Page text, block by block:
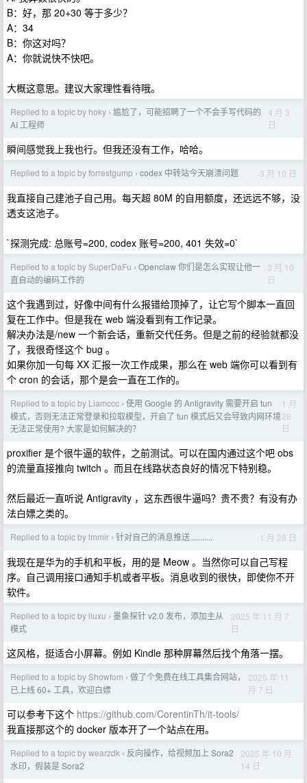
B：好，那 20+30 等于多少？
A：34
B：你这对吗？
A：你就说快不快吧。
大概这意思。建议大家理性看待哦。
Replied to a topic by hoky › 尴尬了，可能招聘了一个不会手写代码的
AI 工程师
4 月 3
日
瞬间感觉我上我也行。但我还没有工作，哈哈。
Replied to a topic by forrestgump › codex 中转站今天崩溃问题 3 月 10 日
我直接自己建池子自己用。每天超 80M 的自用额度，还远远不够，没
透支这池子。
`探测完成: 总账号=200, codex 账号=200, 401 失效=0`
Replied to a topic by SuperDaFu › Openclaw 你们是怎么实现让他一
直自动的编码工作的
3 月 10
日
这个我遇到过，好像中间有什么报错给顶掉了，让它写个脚本一直回
复在工作中。但是我在 web 端没看到有工作记录。
解决办法是/new 一个新会话，重新交代任务。但是之前的经验就都没
了，我很奇怪这个 bug 。
如果你加一句每 XX 汇报一次工作成果，那么在 web 端你可以看到有
个 cron 的会话，那个是会一直在工作的。
Replied to a topic by Liamccc › 使用 Google 的 Antigravity 需要开启 tun
模式，否则无法正常登录和拉取模型，开启了 tun 模式后又会导致内网环境
无法正常使用? 大家是如何解决的？
1 月
28
日
proxifier 是个很牛逼的软件，之前测试。可以在国内通过这个吧 obs
的流量直接推向 twitch 。而且在线路状态良好的情况下特别稳。
然后最近一直听说 Antigravity ，这东西很牛逼吗？贵不贵？有没有办
法白嫖之类的。
Replied to a topic by lmmir › 针对自己的消息推送........... 1 月 28 日
我现在是华为的手机和平板，用的是 Meow 。当然你可以自己写程
序。自己调用接口通知手机或者平板。消息收到的很快，即使你不开
软件。
Replied to a topic by liuxu › 墨鱼探针 v2.0 发布，添加主从
模式
2025 年 11 月 7
日
这风格，挺适合小屏幕。例如 Kindle 那种屏幕然后找个角落一摆。
Replied to a topic by Showfom › 做了个免费在线工具集合网站，
已上线 60+ 工具，欢迎白嫖
2025 年 11
月 7 日
可以参考下这个 https://github.com/CorentinTh/it-tools/
我直接那这个的 docker 版本开了一个站点在用。
Replied to a topic by wearzdk › 反向操作，给视频加上 Sora2
水印，假装是 Sora2
2025 年 10 月
14 日